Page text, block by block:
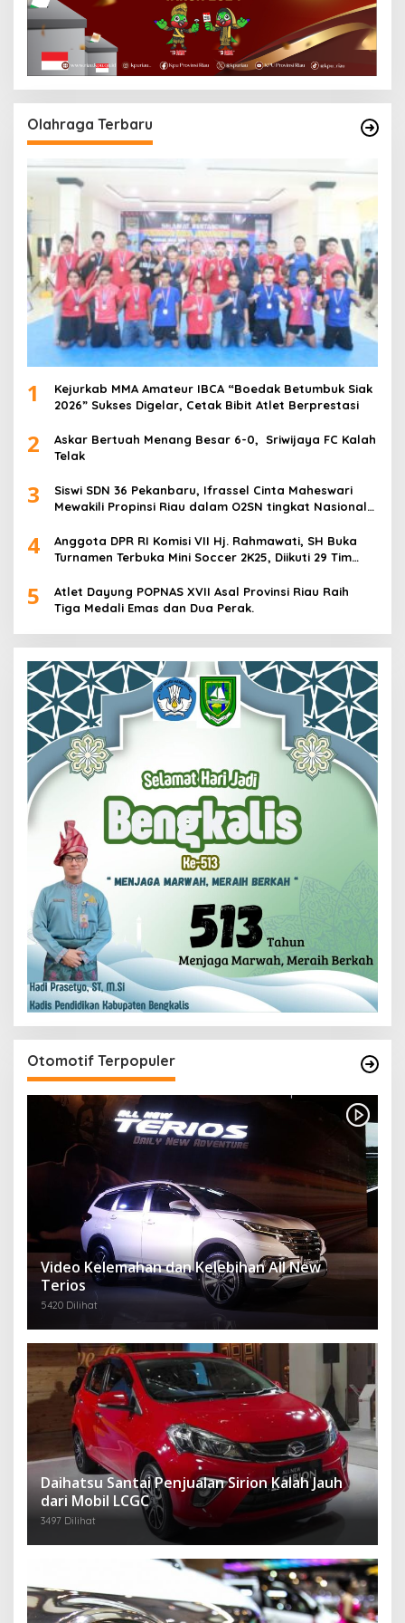
Olahraga Terbaru
1
Kejurkab MMA Amateur IBCA “Boedak Betumbuk Siak
2026” Sukses Digelar, Cetak Bibit Atlet Berprestasi
2
Askar Bertuah Menang Besar 6-0, Sriwijaya FC Kalah
Telak
3
Siswi SDN 36 Pekanbaru, Ifrassel Cinta Maheswari
Mewakili Propinsi Riau dalam O2SN tingkat Nasional
4
Anggota DPR RI Komisi VII Hj. Rahmawati, SH Buka
Turnamen Terbuka Mini Soccer 2K25, Diikuti 29 Tim
5
Atlet Dayung POPNAS XVII Asal Provinsi Riau Raih
Tiga Medali Emas dan Dua Perak.
Otomotif Terpopuler
Video Kelemahan dan Kelebihan All New
Terios
5420 Dilihat
Daihatsu Santai Penjualan Sirion Kalah Jauh
dari Mobil LCGC
3497 Dilihat